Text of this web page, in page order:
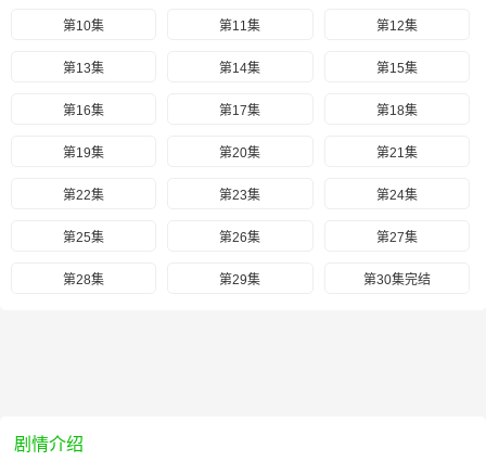
第10集 第11集 第12集
第13集 第14集 第15集
第16集 第17集 第18集
第19集 第20集 第21集
第22集 第23集 第24集
第25集 第26集 第27集
第28集 第29集 第30集完结
剧情介绍